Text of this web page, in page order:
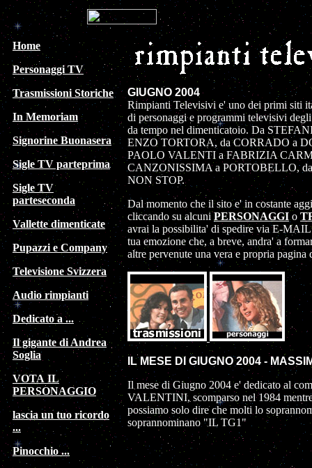
Home
Personaggi TV
Trasmissioni Storiche
In Memoriam
Signorine Buonasera
Sigle TV parteprima
Sigle TV
parteseconda
Vallette dimenticate
Pupazzi e Company
Televisione Svizzera
Audio rimpianti
Dedicato a ...
Il gigante di Andrea
Soglia
VOTA IL
PERSONAGGIO
lascia un tuo ricordo
...
Pinocchio ...
GIUGNO 2004
Rimpianti Televisivi e' uno dei primi siti
di personaggi e programmi televisivi
da tempo nel dimenticatoio. Da
ENZO TORTORA, da CORRADO a
PAOLO VALENTI a FABRIZIA
CANZONISSIMA a PORTOBELLO,
NON STOP.
Dal momento che il sito e' in costante
cliccando su alcuniPERSONAGGI o
avrai la possibilita' di spedire via E-
tua emozione che, a breve, andra' a
altre pervenute una vera e propria pagina
IL MESE DI GIUGNO 2004 -
Il mese di Giugno 2004 e' dedicato al
VALENTINI, scomparso nel 1984
possiamo solo dire che molti lo
soprannominano "IL TG1"